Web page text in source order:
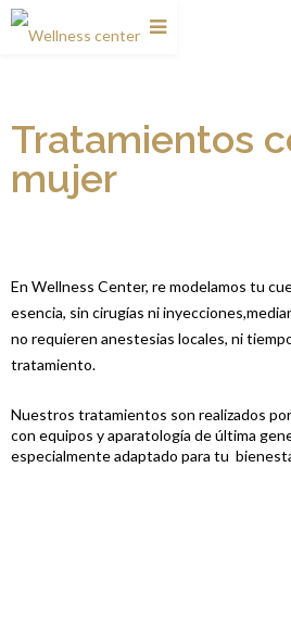
Tratamientos
mujer
En Wellness Center, re modelamos tu
esencia, sin cirugías ni
no requieren anestesias locales, ni
tratamiento.
Nuestros tratamientos son realizados
con equipos y aparatología de última
especialmente adaptado para tu